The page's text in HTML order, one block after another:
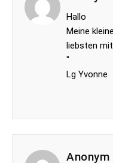
Hallo
Meine
liebsten
"
Lg Yvonne
Anonym